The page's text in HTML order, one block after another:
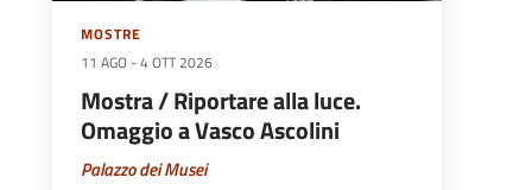
MOSTRE
11 AGO -4 OTT 2026
Mostra / Riportare alla luce.
Omaggio a Vasco Ascolini
Palazzo dei Musei